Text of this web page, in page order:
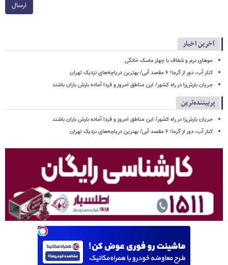
ارسال
آخرین اخبار
موهای نرم و شفاف با چهار ماسک خانگی
کنار آب، دور از گرما؛ ۶ مقصد آبی/ بهترین دریاچه‌های نزدیک تهران
جریان بارش‌زا در راه کشور/ این مناطق امروز و فردا آماده بارش باران باشند
پربیننده‌ترین
جریان بارش‌زا در راه کشور/ این مناطق امروز و فردا آماده بارش باران باشند
کنار آب، دور از گرما؛ ۶ مقصد آبی/ بهترین دریاچه‌های نزدیک تهران